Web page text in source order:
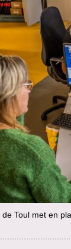
de Toul met en